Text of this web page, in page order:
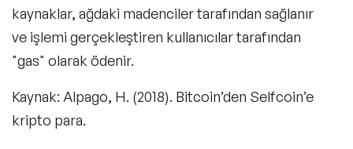
kaynaklar, ağdaki madenciler tarafından sağlanır
ve işlemi gerçekleştiren kullanıcılar tarafından
"gas" olarak ödenir.
Kaynak: Alpago, H. (2018). Bitcoin’den Selfcoin’e
kripto para.